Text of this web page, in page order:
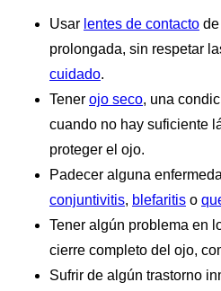
Usar lentes de contacto
prolongada, sin respetar
cuidado.
Tener ojo seco, una
cuando no hay suficiente
proteger el ojo.
Padecer alguna
conjuntivitis, blefaritis o
Tener algún problema en
cierre completo del ojo,
Sufrir de algún trastorno